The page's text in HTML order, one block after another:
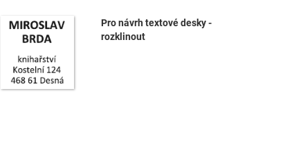
Pro návrh textové desky -
rozklinout